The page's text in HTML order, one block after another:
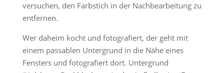
versuchen, den Farbstich in der Nachbearbeitung zu
entfernen.
Wer daheim kocht und fotografiert, der geht mit
einem passablen Untergrund in die Nähe eines
Fensters und fotografiert dort. Untergrund